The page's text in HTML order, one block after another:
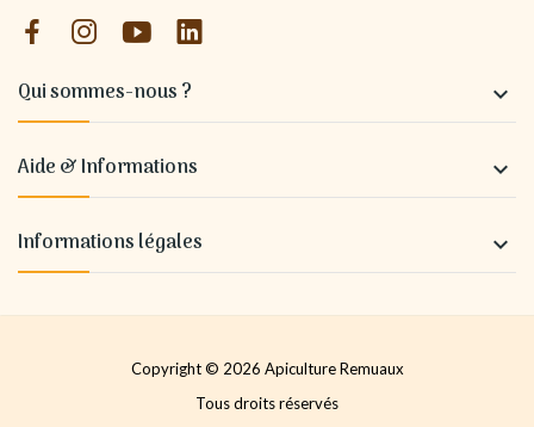
Qui sommes-nous ? 
Aide & Informations 
Informations légales 
Copyright © 2026 Apiculture Remuaux
Tous droits réservés